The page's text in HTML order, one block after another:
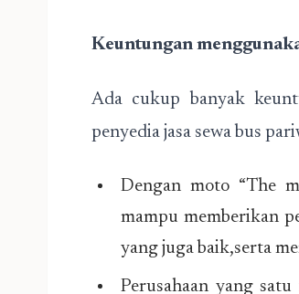
Keuntungan
Ada cukup banyak
penyedia jasa sewa bus
Dengan moto “The
mampu memberikan
yang juga baik,serta
Perusahaan yang